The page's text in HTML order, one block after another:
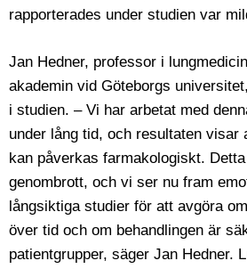
rapporterades under studien var
Jan Hedner, professor i
akademin vid Göteborgs
i studien. – Vi har arbetat med
under lång tid, och resultaten visar
kan påverkas farmakologiskt.
genombrott, och vi ser nu fram
långsiktiga studier för att avgöra
över tid och om behandlingen är
patientgrupper, säger Jan Hedner.